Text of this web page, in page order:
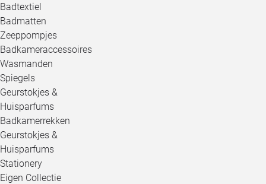
Badtextiel
Badmatten
Zeeppompjes
Badkameraccessoires
Wasmanden
Spiegels
Geurstokjes &
Huisparfums
Badkamerrekken
Geurstokjes &
Huisparfums
Stationery
Eigen Collectie